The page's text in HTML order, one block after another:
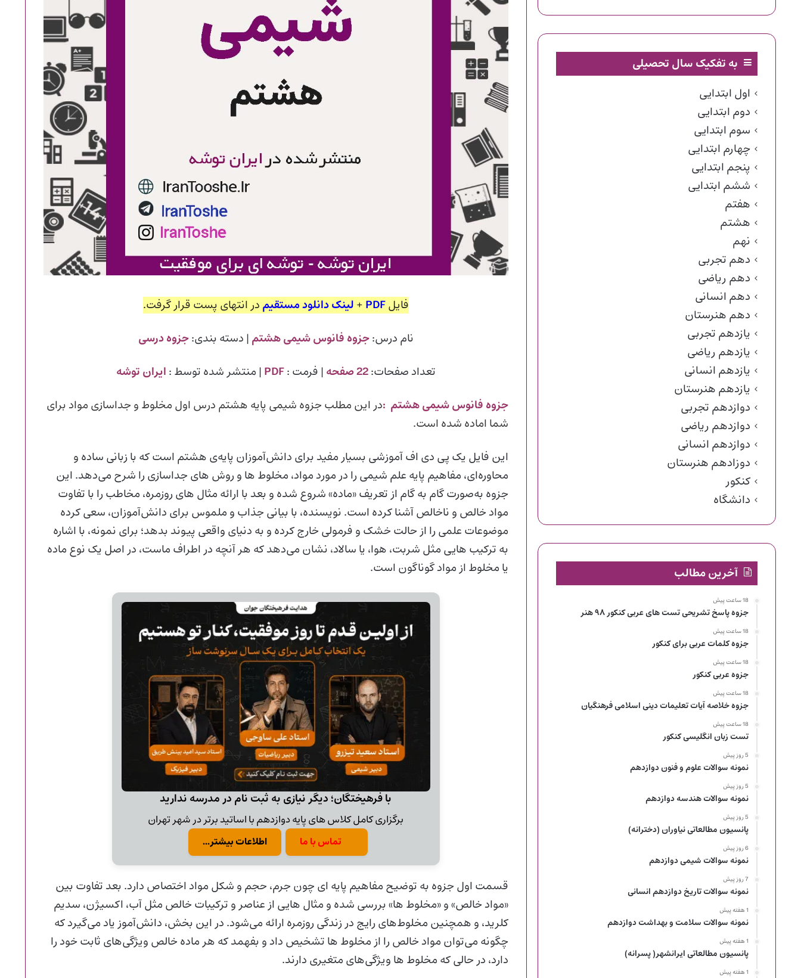
فایلPDF
+ لینک دانلود مستقیم در انتهای پست قرار گرفت.
نام درس:جزوه فانوس شیمی هشتم | دسته بندی:جزوه درسی
تعداد صفحات:22 صفحه | فرمت :PDF | منتشر شده توسط : ایران توشه
جزوه فانوس شیمی هشتم :در این مطلب جزوه شیمی پایه هشتم درس اول مخلوط و جداسازی مواد برای
شما اماده شده است.
این فایل یک پی دی اف آموزشی بسیار مفید برای دانش‌آموزان پایه‌ی هشتم است که با زبانی ساده و
محاوره‌ای، مفاهیم پایه علم شیمی را در مورد مواد، مخلوط‌ ها و روش‌ های جداسازی را شرح می‌دهد. این
جزوه به‌صورت گام‌ به‌ گام از تعریف «ماده» شروع شده و بعد با ارائه‌ مثال‌ های روزمره، مخاطب را با تفاوت
مواد خالص و ناخالص آشنا کرده است. نویسنده، با بیانی جذاب و ملموس برای دانش‌آموزان، سعی کرده
موضوعات علمی را از حالت خشک و فرمولی خارج کرده و به دنیای واقعی پیوند بدهد؛ برای نمونه، با اشاره
به ترکیب‌ هایی مثل شربت، هوا، یا سالاد، نشان می‌دهد که هر آنچه در اطراف ماست، در اصل یک نوع ماده
یا مخلوط از مواد گوناگون است.
با فرهیختگان؛ دیگر نیازی به ثبت نام در مدرسه ندارید
برگزاری کامل کلاس های پایه دوازدهم با اساتید برتر در شهر تهران
تماس با ما اطلاعات بیشتر...
قسمت اول جزوه به توضیح مفاهیم پایه‌ ای چون جرم، حجم و شکل مواد اختصاص دارد. بعد تفاوت بین
«مواد خالص» و «مخلوط‌ ها» بررسی شده و مثال‌ هایی از عناصر و ترکیبات خالص مثل آب، اکسیژن، سدیم
کلرید، و همچنین مخلوط‌های رایج در زندگی روزمره ارائه می‌شود. در این بخش، دانش‌آموز یاد می‌گیرد که
چگونه می‌توان مواد خالص را از مخلوط‌ ها تشخیص داد و بفهمد که هر ماده‌ خالص ویژگی‌های ثابت خود را
دارد، در حالی که مخلوط‌ ها ویژگی‌های متغیری دارند.
به تفکیک سال تحصیلی
اول ابتدایی
دوم ابتدایی
سوم ابتدایی
چهارم ابتدایی
پنجم ابتدایی
ششم ابتدایی
هفتم
هشتم
نهم
دهم تجربی
دهم ریاضی
دهم انسانی
دهم هنرستان
یازدهم تجربی
یازدهم ریاضی
یازدهم انسانی
یازدهم هنرستان
دوازدهم تجربی
دوازدهم ریاضی
دوازدهم انسانی
دوزادهم هنرستان
کنکور
دانشگاه
آخرین مطالب
18 ساعت پیش
جزوه پاسخ تشریحی تست های عربی کنکور ۹۸ هنر
18 ساعت پیش
جزوه کلمات عربی برای کنکور
18 ساعت پیش
جزوه عربی کنکور
18 ساعت پیش
جزوه خلاصه آیات تعلیمات دینی اسلامی فرهنگیان
18 ساعت پیش
تست زبان انگلیسی کنکور
5 روز پیش
نمونه سوالات علوم و فنون دوازدهم
5 روز پیش
نمونه سوالات هندسه دوازدهم
5 روز پیش
پانسیون مطالعاتی نیاوران (دخترانه)
6 روز پیش
نمونه سوالات شیمی دوازدهم
7 روز پیش
نمونه سوالات تاریخ دوازدهم انسانی
1 هفته پیش
نمونه سوالات سلامت و بهداشت دوازدهم
1 هفته پیش
پانسیون مطالعاتی ایرانشهر( پسرانه)
1 هفته پیش